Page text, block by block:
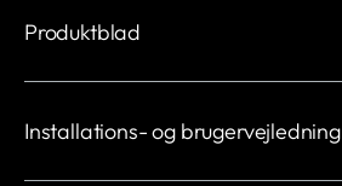
Produktblad
Installations- og brugervejledning